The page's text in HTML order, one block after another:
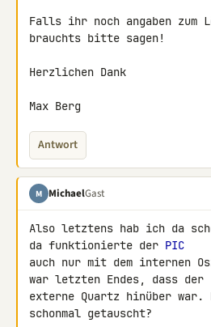
Falls ihr noch angaben zum
brauchts bitte sagen!
Herzlichen Dank
Max Berg
Antwort
M MichaelGast
Also letztens hab ich da
da funktionierte der PIC
auch nur mit dem internen
war letzten Endes, dass der
externe Quartz hinüber war.
schonmal getauscht?